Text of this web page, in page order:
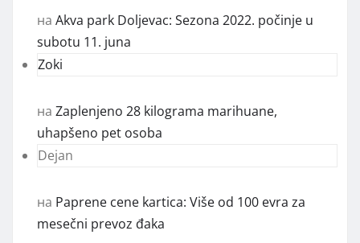
на Akva park Doljevac: Sezona 2022. počinje u
subotu 11. juna
Zoki
на Zaplenjeno 28 kilograma marihuane,
uhapšeno pet osoba
Dejan
на Paprene cene kartica: Više od 100 evra za
mesečni prevoz đaka